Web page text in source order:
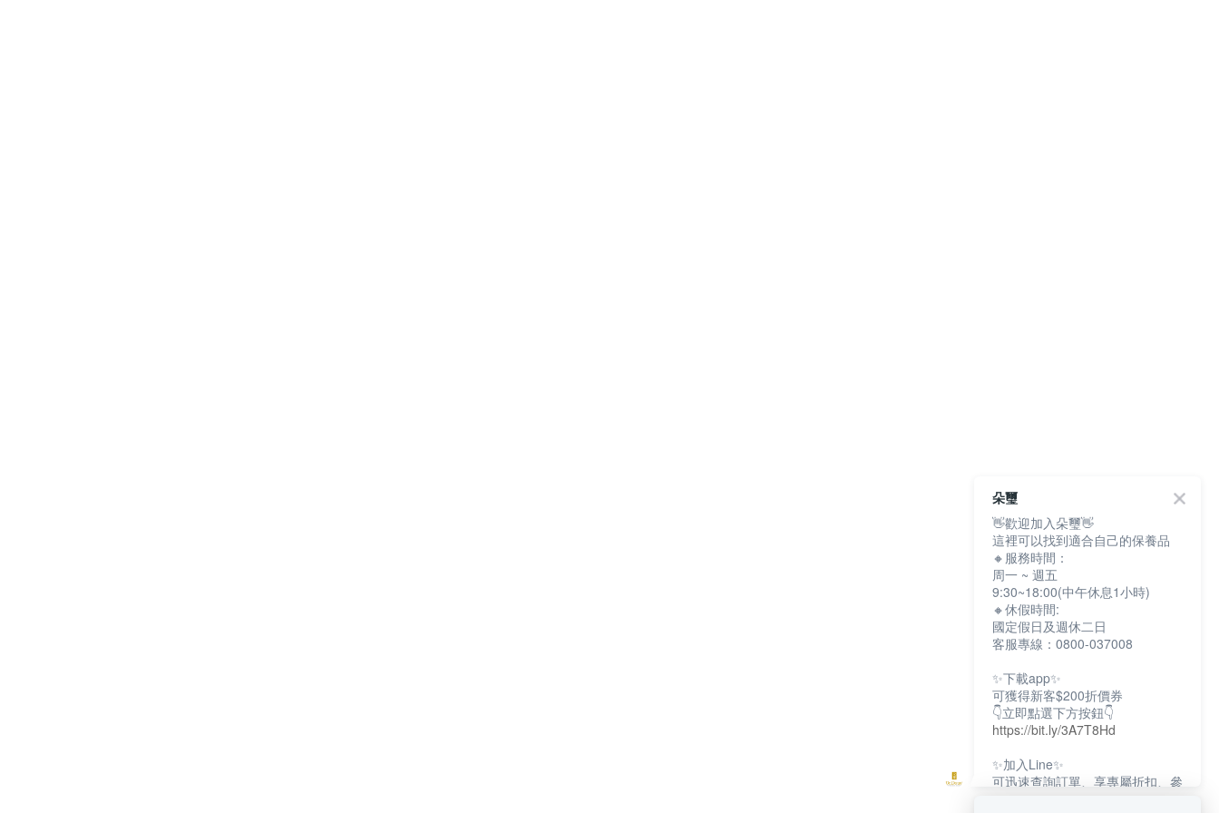
朵璽
👋歡迎加入朵璽👋
這裡可以找到適合自己的保養品
🔸服務時間：
周一 ~ 週五
9:30~18:00(中午休息1小時)
🔸休假時間:
國定假日及週休二日
客服專線：0800-037008
✨下載app✨
可獲得新客$200折價券
👇立即點選下方按鈕👇
https://bit.ly/3A7T8Hd
✨加入Line✨
可迅速查詢訂單、享專屬折扣、參